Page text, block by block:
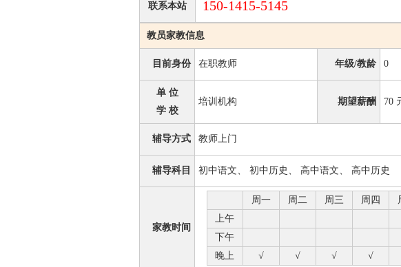
联系本站 150-1415-5145
教员家教信息
目前身份 在职教师 年级/教龄 0
单 位
学 校
培训机构 期望薪酬 70
辅导方式 教师上门
辅导科目 初中语文、 初中历史、 高中语文、 高中历史
家教时间
周一 周二 周三 周四
上午
下午
晚上
√ √ √ √